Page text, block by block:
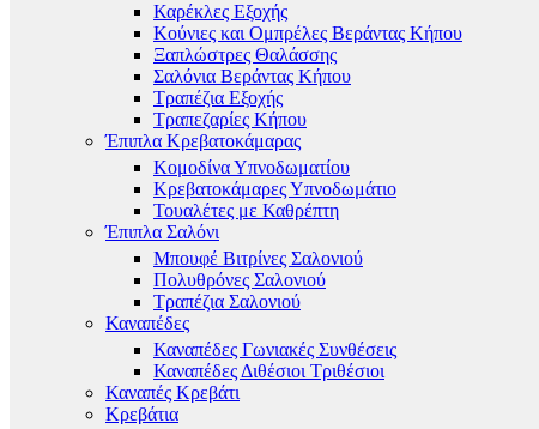
Καρέκλες Εξοχής
Κούνιες και Ομπρέλες Βεράντας Κήπου
Ξαπλώστρες Θαλάσσης
Σαλόνια Βεράντας Κήπου
Τραπέζια Εξοχής
Τραπεζαρίες Κήπου
Έπιπλα Κρεβατοκάμαρας
Κομοδίνα Υπνοδωματίου
Κρεβατοκάμαρες Υπνοδωμάτιο
Τουαλέτες με Καθρέπτη
Έπιπλα Σαλόνι
Μπουφέ Βιτρίνες Σαλονιού
Πολυθρόνες Σαλονιού
Τραπέζια Σαλονιού
Καναπέδες
Καναπέδες Γωνιακές Συνθέσεις
Καναπέδες Διθέσιοι Τριθέσιοι
Καναπές Κρεβάτι
Κρεβάτια